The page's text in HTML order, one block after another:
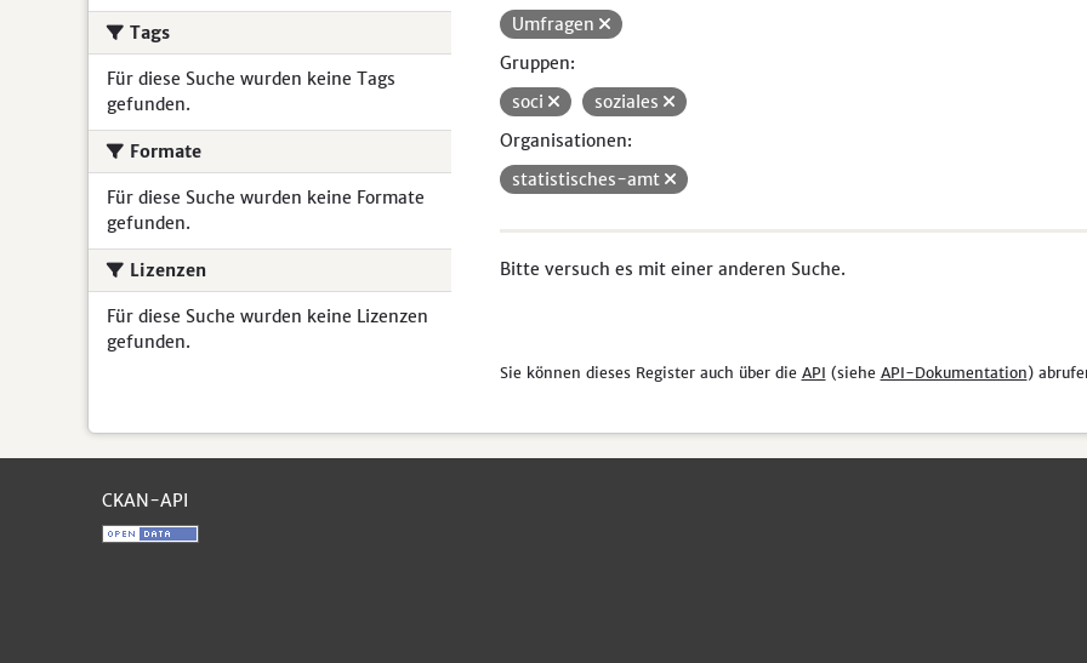
Tags
Für diese Suche wurden keine Tags
gefunden.
Formate
Für diese Suche wurden keine Formate
gefunden.
Lizenzen
Für diese Suche wurden keine Lizenzen
gefunden.
Umfragen
Gruppen:
soci
soziales
Organisationen:
statistisches-amt
Bitte versuch es mit einer anderen Suche.
Sie können dieses Register auch über die API (siehe API-Dokumentation)
CKAN-API